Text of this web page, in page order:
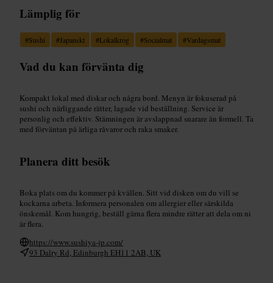
Lämplig för
#Sushi #Japanskt #Lokalkrog #Socialmat #Vardagsmat
Vad du kan förvänta dig
Kompakt lokal med diskar och några bord. Menyn är fokuserad på
sushi och närliggande rätter, lagade vid beställning. Service är
personlig och effektiv. Stämningen är avslappnad snarare än formell. Ta
med förväntan på ärliga råvaror och raka smaker.
Planera ditt besök
Boka plats om du kommer på kvällen. Sitt vid disken om du vill se
kockarna arbeta. Informera personalen om allergier eller särskilda
önskemål. Kom hungrig, beställ gärna flera mindre rätter att dela om ni
är flera.
https://www.sushiya-jp.com/
93 Dalry Rd, Edinburgh EH11 2AB, UK